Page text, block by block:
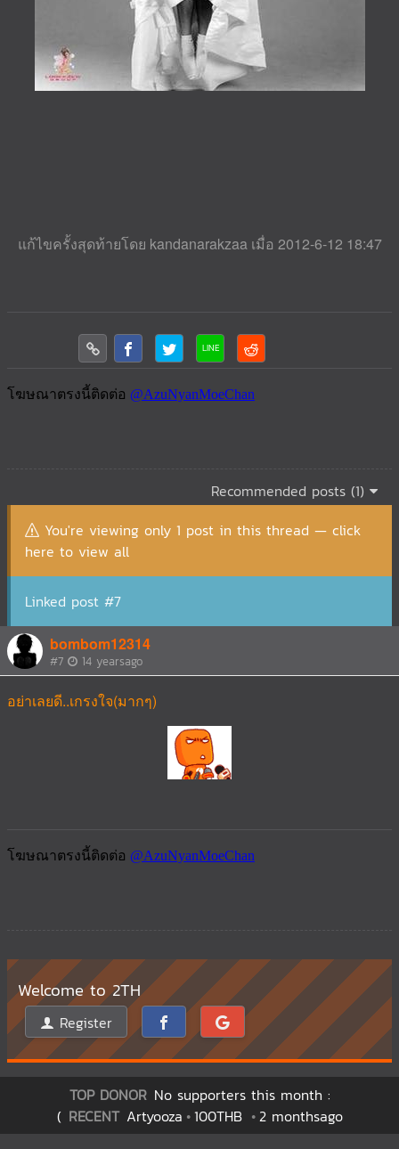
แก้ไขครั้งสุดท้ายโดย kandanarakzaa เมื่อ 2012-6-12 18:47
Recommended posts (1)
You're viewing only 1 post in this thread — click
here to view all
Linked post #7
bombom12314
#7 14 yearsago
อย่าเลยดี..เกรงใจ(มากๆ)
Welcome to 2TH
Register
TOP DONOR No supporters this month :
( RECENT Artyooza 100THB 2 monthsago